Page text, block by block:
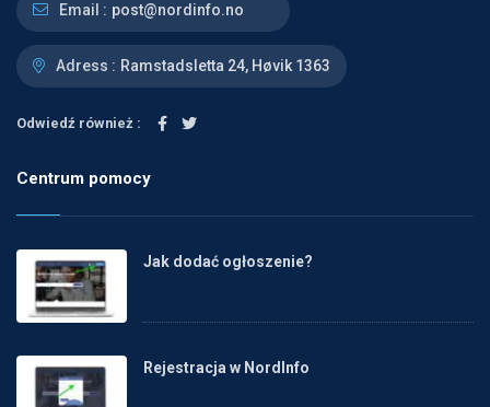
Email : post@nordinfo.no
Adress : Ramstadsletta 24, Høvik 1363
Odwiedź również :
Centrum pomocy
Jak dodać ogłoszenie?
Rejestracja w NordInfo